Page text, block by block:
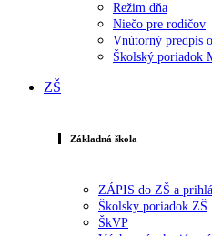
Režim dňa
Niečo pre rodičov
Vnútorný predpis
Školský poriadok
ZŠ
Základná škola
ZÁPIS do ZŠ a
Školsky poriadok ZŠ
ŠkVP